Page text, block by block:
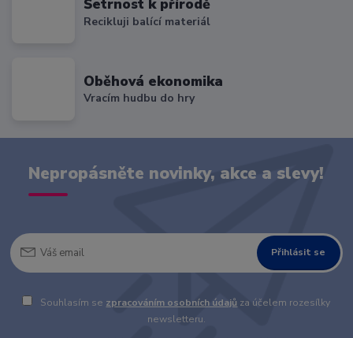
Šetrnost k přírodě
Recikluji balící materiál
Oběhová ekonomika
Vracím hudbu do hry
Nepropásněte novinky, akce a slevy!
Přihlásit se
Souhlasím se zpracováním osobních údajů za účelem rozesílky
newsletteru.